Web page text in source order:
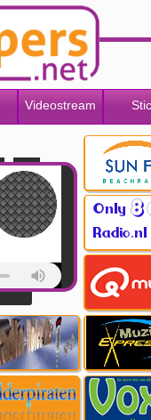
Videostream